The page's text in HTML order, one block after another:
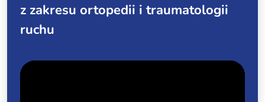
z zakresu ortopedii i traumatologii
ruchu